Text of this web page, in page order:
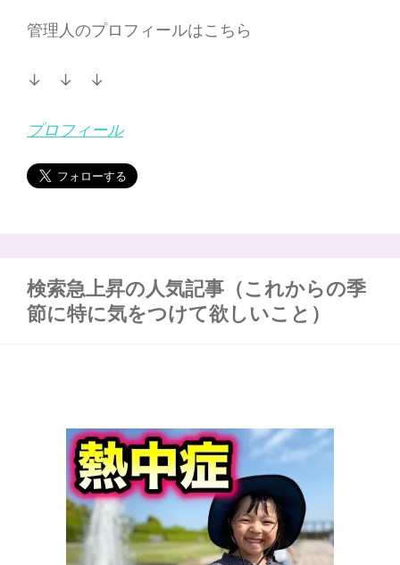
管理人のプロフィールはこちら
↓ ↓ ↓
プロフィール
検索急上昇の人気記事（これからの季
節に特に気をつけて欲しいこと）